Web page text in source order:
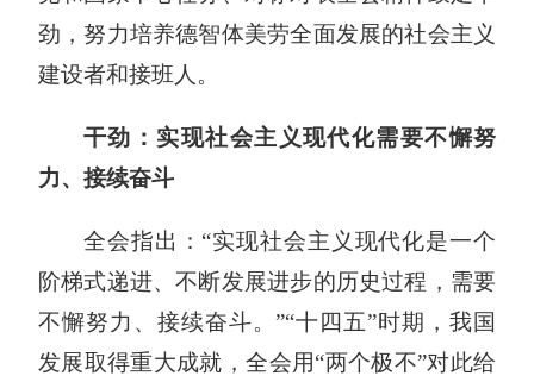
劲，努力培养德智体美劳全面发展的社会主义
建设者和接班人。
干劲：实现社会主义现代化需要不懈努
力、接续奋斗
全会指出：“实现社会主义现代化是一个
阶梯式递进、不断发展进步的历史过程，需要
不懈努力、接续奋斗。”“十四五”时期，我国
发展取得重大成就，全会用“两个极不”对此给